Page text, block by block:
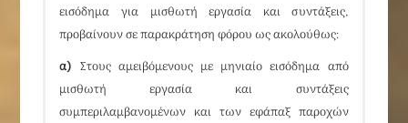
εισόδημα για μισθωτή εργασία και συντάξεις,
προβαίνουν σε παρακράτηση φόρου ως ακολούθως:
α) Στους αμειβόμενους με μηνιαίο εισόδημα από
μισθωτή εργασία και συντάξεις
συμπεριλαμβανομένων και των εφάπαξ παροχών